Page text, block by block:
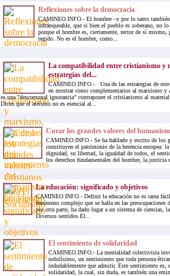
Reflexiones sobre la democracia
CAMINEO.INFO.- El hombre –y por lo tanto
infranqueable, que si bien el pueblo es soberano, no
porque el hombre es, ciertamente, rector de sí mismo,
regido. No es el hombre, como...
La compatibilidad entre cristianismo y
estrategias del...
CAMINEO.INFO.- Una de las estrategias de
en mostrar como complementarios al marxismo
es una "descomunal ignorancia" contraponer el cristianismo al
Dicen que el ateísmo no es esencial al...
Curar los grandes valores del
CAMINEO.INFO.- Se ha hablado y escrito de los
constituyen el patrimonio de la herencia europea:
dignidad, su libertad, la igualdad de todos, el
los derechos fundamentales del hombre, la justicia
La educación: significado y objetivos
CAMINEO.INFO.- Definir la educación no es tarea
fenómeno complejo que se halla en las preocupaciones
por otra parte, ha dado lugar a un sistema de ciencias,
Diversos sentidos El...
El sentimiento de solidaridad
CAMINEO.INFO.- La mentalidad colectivista
nobilísimo, un sentimiento que toda persona
indudablemente que admitir. Este sentimiento es,
solidaridad, la cual, sin duda, es también una